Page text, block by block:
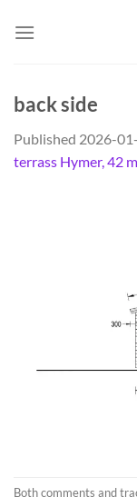
back side
Published 2026-
terrass Hymer, 42
Both comments and